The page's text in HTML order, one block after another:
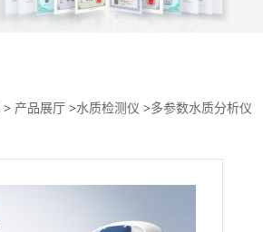
> 产品展厅 >水质检测仪 >多参数水质分析仪